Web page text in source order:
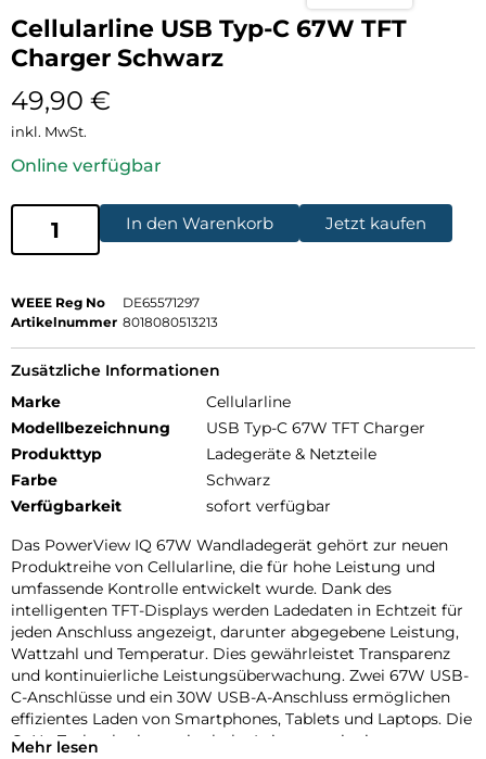
Cellularline USB Typ-C 67W TFT
Charger Schwarz
49,90 €
inkl. MwSt.
Online verfügbar
In den Warenkorb Jetzt kaufen
WEEE Reg No
DE65571297
Artikelnummer 8018080513213
Zusätzliche Informationen
Marke
Cellularline
Modellbezeichnung
USB Typ-C 67W TFT Charger
Produkttyp
Ladegeräte & Netzteile
Farbe
Schwarz
Verfügbarkeit
sofort verfügbar
Das PowerView IQ 67W Wandladegerät gehört zur neuen
Produktreihe von Cellularline, die für hohe Leistung und
umfassende Kontrolle entwickelt wurde. Dank des
intelligenten TFT-Displays werden Ladedaten in Echtzeit für
jeden Anschluss angezeigt, darunter abgegebene Leistung,
Wattzahl und Temperatur. Dies gewährleistet Transparenz
und kontinuierliche Leistungsüberwachung. Zwei 67W USB-
C-Anschlüsse und ein 30W USB-A-Anschluss ermöglichen
effizientes Laden von Smartphones, Tablets und Laptops. Die
GaN+-Technologie vereint hohe Leistung mit einem
Mehr lesen